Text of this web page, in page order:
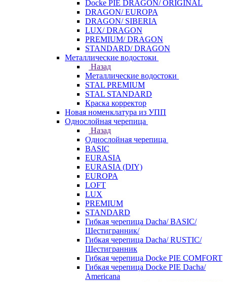
Docke PIE DRAGON/ ORIGINAL
DRAGON/ EUROPA
DRAGON/ SIBERIA
LUX/ DRAGON
PREMIUM/ DRAGON
STANDARD/ DRAGON
Металлические водостоки
Назад
Металлические водостоки
STAL PREMIUM
STAL STANDARD
Краска корректор
Новая номенклатура из УПП
Однослойная черепица
Назад
Однослойная черепица
BASIC
EURASIA
EURASIA (DIY)
EUROPA
LOFT
LUX
PREMIUM
STANDARD
Гибкая черепица Dacha/ BASIC/
Шестигранник/
Гибкая черепица Dacha/ RUSTIC/
Шестигранник
Гибкая черепица Docke PIE COMFORT
Гибкая черепица Docke PIE Dacha/
Americana